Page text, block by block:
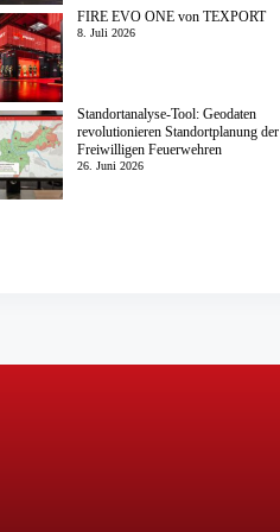
FIRE EVO ONE von TEXPORT
8. Juli 2026
Standortanalyse-Tool: Geodaten
revolutionieren Standortplanung der
Freiwilligen Feuerwehren
26. Juni 2026